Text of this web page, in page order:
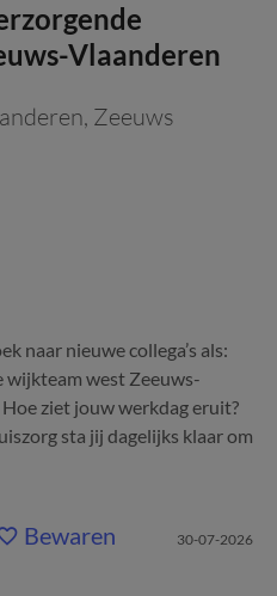
Vlaanderen
, Zeeuws
naar nieuwe collega’s als:
wijkteam west Zeeuws-
ziet jouw werkdag eruit?
sta jij dagelijks klaar om
Bewaren 30-07-2026